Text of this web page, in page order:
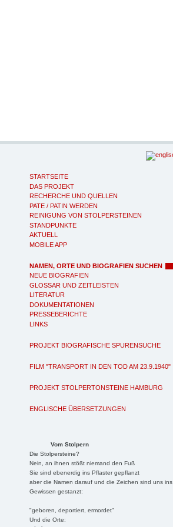
STARTSEITE
DAS PROJEKT
RECHERCHE UND QUELLEN
PATE / PATIN WERDEN
REINIGUNG VON STOLPERSTEINEN
STANDPUNKTE
AKTUELL
MOBILE APP
NAMEN, ORTE UND BIOGRAFIEN SUCHEN
NEUE BIOGRAFIEN
GLOSSAR UND ZEITLEISTEN
LITERATUR
DOKUMENTATIONEN
PRESSEBERICHTE
LINKS
PROJEKT BIOGRAFISCHE SPURENSUCHE
FILM "TRANSPORT IN DEN TOD AM 23.9.1940"
PROJEKT STOLPERTONSTEINE HAMBURG
ENGLISCHE ÜBERSETZUNGEN
Vom Stolpern
Die Stolpersteine?
Nein, an ihnen stößt niemand den Fuß
Sie sind ebenerdig ins Pflaster gepflanzt
aber die Namen darauf und die Zeichen sind uns ins
Gewissen gestanzt:
"geboren, deportiert, ermordet"
Und die Orte: